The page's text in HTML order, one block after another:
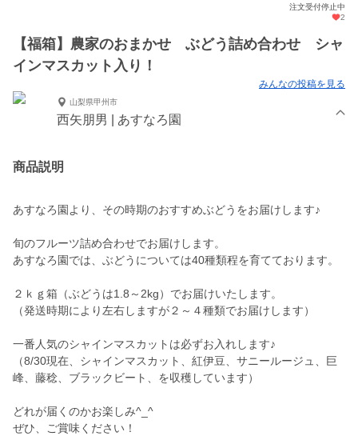
注文受付停止中
2
【福箱】農家のおまかせ ぶどう詰め合わせ シャ
インマスカット入り！
みんなの投稿を見る
山梨県甲州市
西矢朋男 | あすなろ園
商品説明
あすなろ園より、その時期のおすすめぶどうをお届けします♪
旬のフルーツ詰め合わせでお届けします。
あすなろ園では、ぶどうについては40種類程を育てております。
２ｋｇ箱（ぶどうは1.8～2kg）でお届けいたします。
（発送時期により左右しますが２～４種類でお届けします）
一番人気のシャインマスカットは必ずお入れします♪
（8/30現在、シャインマスカット、紅伊豆、サニールージュ、巨
峰、藤稔、ブラックビート、を収穫しています）
どれが届くのかお楽しみ^_^
ぜひ、ご賞味ください！